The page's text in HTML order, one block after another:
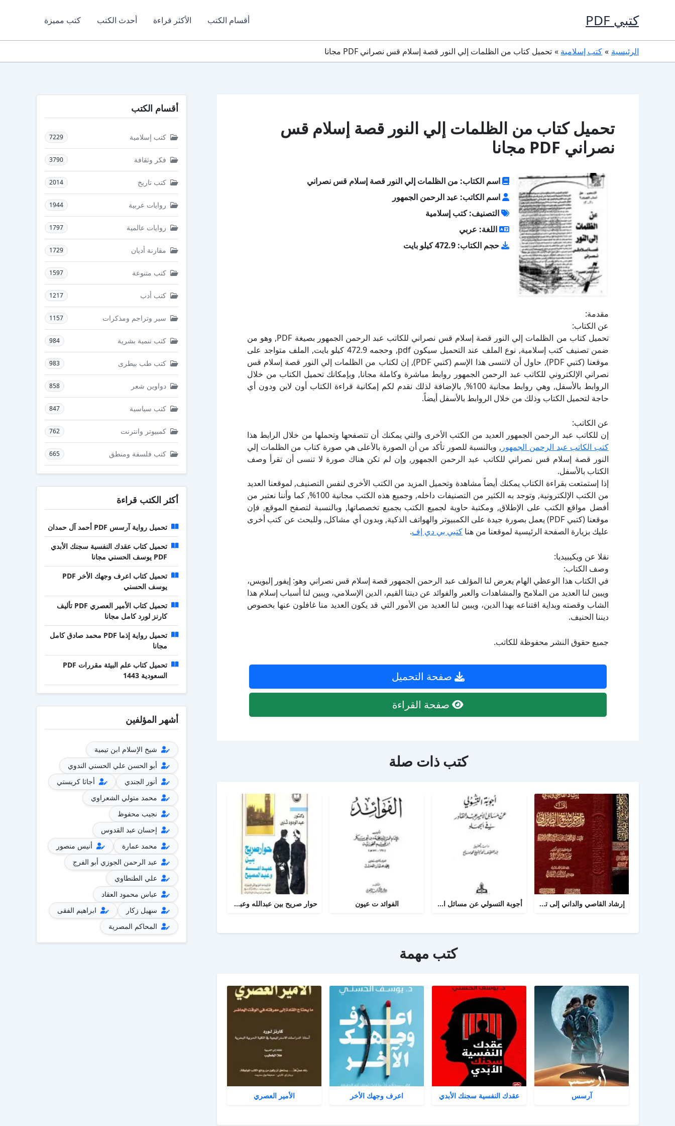
كتبي PDF أقسام الكتب الأكثر قراءة أحدث الكتب كتب مميزة
الرئيسية كتب إسلامية تحميل كتاب من الظلمات إلي النور قصة إسلام قس نصراني PDF مجانا
تحميل كتاب من الظلمات إلي النور قصة إسلام قس
نصراني PDF مجانا
اسم الكتاب: من الظلمات إلي النور قصة إسلام قس نصراني
اسم الكاتب: عبد الرحمن الجمهور
التصنيف: كتب إسلامية
اللغة: عربي
حجم الكتاب: 472.9 كيلو بايت
مقدمة:
عن الكتاب:
تحميل كتاب من الظلمات إلي النور قصة إسلام قس نصراني للكاتب عبد الرحمن الجمهور بصيغة PDF, وهو من
ضمن تصنيف كتب إسلامية, نوع الملف عند التحميل سيكون pdf, وحجمه 472.9 كيلو بايت, الملف متواجد على
موقعنا (كتبي PDF), حاول أن لاتنسى هذا الإسم (كتبي PDF), إن لكتاب من الظلمات إلي النور قصة إسلام قس
نصراني الإلكتروني للكاتب عبد الرحمن الجمهور روابط مباشرة وكاملة مجانا, وبإمكانك تحميل الكتاب من خلال
الروابط بالأسفل, وهي روابط مجانية 100%, بالإضافة لذلك نقدم لكم إمكانية قراءة الكتاب أون لاين ودون أي
حاجة لتحميل الكتاب وذلك من خلال الروابط بالأسفل أيضاً.
عن الكاتب:
إن للكاتب عبد الرحمن الجمهور العديد من الكتب الأخرى والتي يمكنك أن تتصفحها وتحملها من خلال الرابط هذا
كتب الكاتب عبد الرحمن الجمهور , وبالنسبة للصور تأكد من أن الصورة بالأعلى هي صورة كتاب من الظلمات إلي
النور قصة إسلام قس نصراني للكاتب عبد الرحمن الجمهور, وإن لم تكن هناك صورة لا تنسى أن تقرأ وصف
الكتاب بالأسفل.
إذا إستمتعت بقراءة الكتاب يمكنك أيضاً مشاهدة وتحميل المزيد من الكتب الأخرى لنفس التصنيف, لموقعنا العديد
من الكتب الإلكترونية, وتوجد به الكثير من التصنيفات داخله, وجميع هذه الكتب مجانية 100%, كما وأننا نعتبر من
أفضل مواقع الكتب على الإطلاق, ومكتبة حاوية لجميع الكتب بجميع تخصصاتها, وبالنسبة لتصفح الموقع, فإن
موقعنا (كتبي PDF) يعمل بصورة جيدة على الكمبيوتر والهواتف الذكية, وبدون أي مشاكل, وللبحث عن كتب أخرى
عليك بزيارة الصفحة الرئيسية لموقعنا من هنا كتبي بي دي إف.
نقلا عن ويكيبيديا:
وصف الكتاب:
في الكتاب هذا الوعظي الهام يعرض لنا المؤلف عبد الرحمن الجمهور قصة إسلام قس نصراني وهو: إيفور إليويس،
ويبين لنا العديد من الملامح والمشاهدات والعبر والفوائد عن ديننا القيم، الدين الإسلامي، ويبين لنا أسباب إسلام هذا
الشاب وقصته وبداية اقتناعه بهذا الدين، ويبين لنا العديد من الأمور التي قد يكون العديد منا غافلون عنها بخصوص
ديننا الحنيف.
جميع حقوق النشر محفوظة للكاتب.
صفحة التحميل
صفحة القراءة
كتب ذات صلة
إرشاد القاصي والداني إلى تراجم شيوخ الطبراني أجوبة التسولي عن مسائل الأمير عبد القادر في الجهاد الفوائد ت عيون حوار صريح بين عبدالله وعبدالمسيح
كتب مهمة
آرسس عقدك النفسية سجنك الأبدي اعرف وجهك الأخر الأمير العصري
أقسام الكتب
كتب إسلامية 7229
فكر وثقافة 3790
كتب تاريخ 2014
روايات عربية 1944
روايات عالمية 1797
مقارنة أديان 1729
كتب متنوعة 1597
كتب أدب 1217
سير وتراجم ومذكرات 1157
كتب تنمية بشرية 984
كتب طب بيطرى 983
دواوين شعر 858
كتب سياسية 847
كمبيوتر وانترنت 762
كتب فلسفة ومنطق 665
أكثر الكتب قراءة
تحميل رواية آرسس PDF أحمد آل حمدان
تحميل كتاب عقدك النفسية سجنك الأبدي
PDF يوسف الحسني مجانا
تحميل كتاب اعرف وجهك الأخر PDF
يوسف الحسني
تحميل كتاب الأمير العصري PDF تأليف
كارنز لورد كامل مجانا
تحميل رواية إذما PDF محمد صادق كامل
مجانا
تحميل كتاب علم البيئة مقررات PDF
السعودية 1443
أشهر المؤلفين
شيخ الإسلام ابن تيمية
أبو الحسن علي الحسني الندوي
أنور الجندي
أجاثا كريستي
محمد متولي الشعراوي
نجيب محفوظ
إحسان عبد القدوس
محمد عمارة
أنيس منصور
عبد الرحمن الجوزي أبو الفرج
علي الطنطاوي
عباس محمود العقاد
سهيل زكار
ابراهيم الفقى
المحاكم المصرية